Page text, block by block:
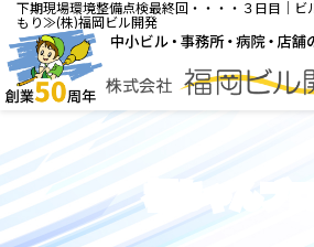
下期現場環境整備点検最終回・・・・３日目｜
もり≫(株)福岡ビル開発
福ちゃんブロ